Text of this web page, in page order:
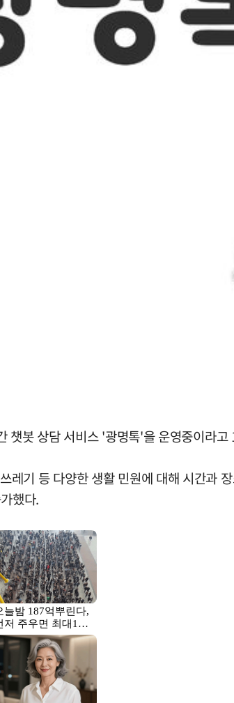
챗봇 상담 서비스 '광명톡'을 운영중이라고
기 등 다양한 생활 민원에 대해 시간과
했다.